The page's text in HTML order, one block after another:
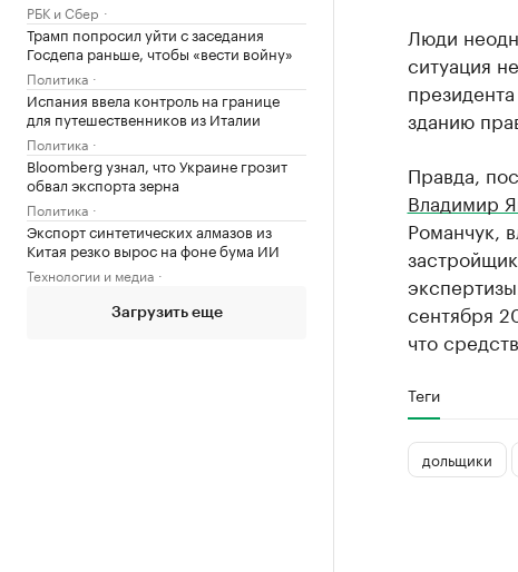
РБК и Сбер
Трамп попросил уйти с заседания
Госдепа раньше, чтобы «вести войну»
Политика
Испания ввела контроль на границе
для путешественников из Италии
Политика
Bloomberg узнал, что Украине грозит
обвал экспорта зерна
Политика
Экспорт синтетических алмазов из
Китая резко вырос на фоне бума ИИ
Технологии и медиа
Загрузить еще
Люди
ситуация
зданию
Правда,
Владимир
Романчук,
сентября
что
Теги
дольщики